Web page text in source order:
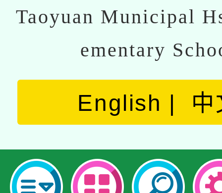
Taoyuan Municipal
ementary
English 中